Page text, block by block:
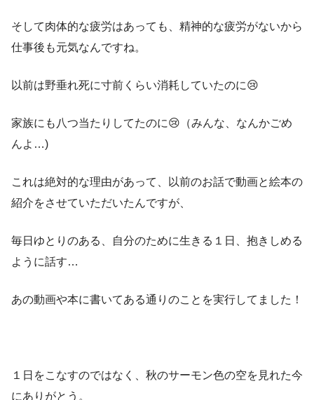
そして肉体的な疲労はあっても、精神的な疲労がないから
仕事後も元気なんですね。
以前は野垂れ死に寸前くらい消耗していたのに😢
家族にも八つ当たりしてたのに😢（みんな、なんかごめ
んよ…)
これは絶対的な理由があって、以前のお話で動画と絵本の
紹介をさせていただいたんですが、
毎日ゆとりのある、自分のために生きる１日、抱きしめる
ように話す…
あの動画や本に書いてある通りのことを実行してました！
１日をこなすのではなく、秋のサーモン色の空を見れた今
にありがとう。